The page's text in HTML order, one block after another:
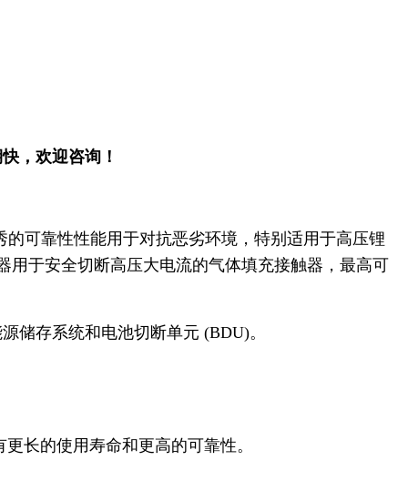
，欢迎咨询！
可靠性性能用于对抗恶劣环境，特别适用于高压锂
于安全切断高压大电流的气体填充接触器，最高可
存系统和电池切断单元 (BDU)。
长的使用寿命和更高的可靠性。